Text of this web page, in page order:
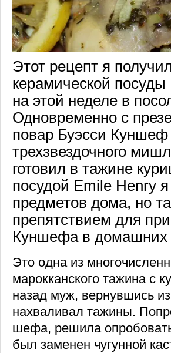
Этот рецепт я
керамической
на этой неделе в
Одновременно с
повар Буэсси
трехзвездочного
готовил в тажине
посудой Emile Henry
предметов дома, но
препятствием для
Куншефа в домашних
Это одна из
марокканского тажина с
назад муж, вернувшись
нахваливал тажины.
шефа, решила
был заменен чугунной